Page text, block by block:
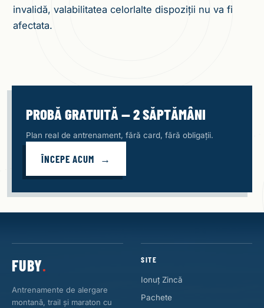
invalidă, valabilitatea celorlalte dispoziții nu va fi
afectata.
PROBĂ GRATUITĂ — 2 SĂPTĂMÂNI
Plan real de antrenament, fără card, fără obligații.
ÎNCEPE ACUM
FUBY.
Antrenamente de alergare
montană, trail și maraton cu
SITE
Ionuț Zincă
Pachete